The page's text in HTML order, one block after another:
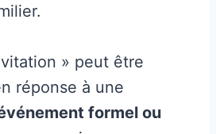
» peut être
réponse à une
formel ou